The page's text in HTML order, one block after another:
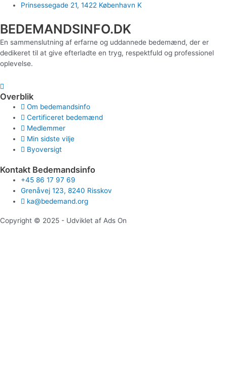
Prinsessegade 21, 1422 København K
BEDEMANDSINFO.DK
En sammenslutning af erfarne og uddannede bedemænd, der er
dedikeret til at give efterladte en tryg, respektfuld og professionel
oplevelse.
Overblik
Om bedemandsinfo
Certificeret bedemænd
Medlemmer
Min sidste vilje
Byoversigt
Kontakt Bedemandsinfo
+45 86 17 97 69
Grenåvej 123, 8240 Risskov
ka@bedemand.org
Copyright © 2025 - Udviklet af Ads On